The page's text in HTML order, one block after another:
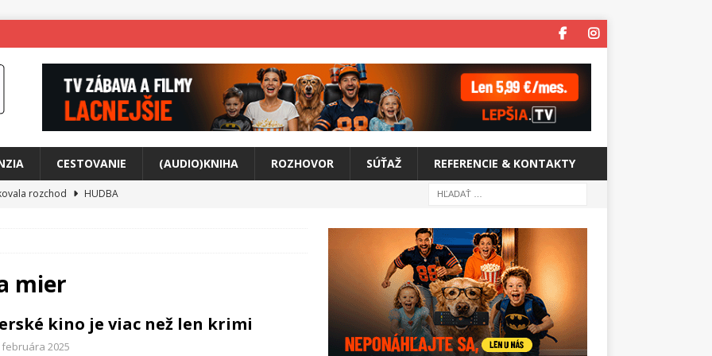
CESTOVANIE (AUDIO)KNIHA ROZHOVOR SÚŤAŽ REFERENCIE & KONTAKTY
rozchod
HUDBA
unikátny akustický koncert
plný tajomstiev
Krištof Lehotskej naživo
prepojí generácie
FILM
mier
kino je viac než len krimi
februára 2025